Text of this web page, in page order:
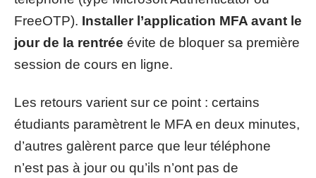
FreeOTP). Installer l’application MFA avant le
jour de la rentrée évite de bloquer sa première
session de cours en ligne.
Les retours varient sur ce point : certains
étudiants paramètrent le MFA en deux minutes,
d’autres galèrent parce que leur téléphone
n’est pas à jour ou qu’ils n’ont pas de